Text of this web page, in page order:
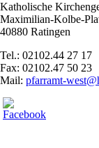
Katholische
Maximilian-Kolbe-
40880 Ratingen
Tel.: 02102.44 27 17
Fax: 02102.47 50 23
Mail: pfarramt-